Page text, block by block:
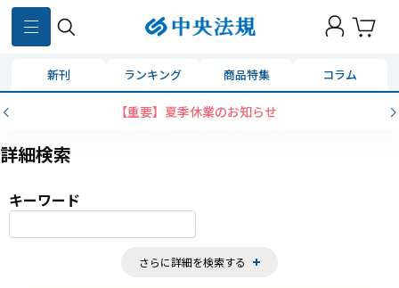
新刊 ランキング 商品特集 コラム
コンビニ決済に「セブンイレブン」を追加いたしました
詳細検索
キーワード
さらに詳細を検索する
870